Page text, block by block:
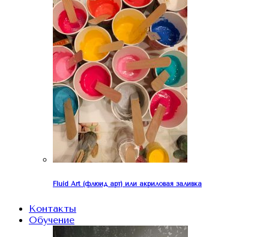
Fluid Art (флюид арт) или акриловая заливка
Контакты
Обучение